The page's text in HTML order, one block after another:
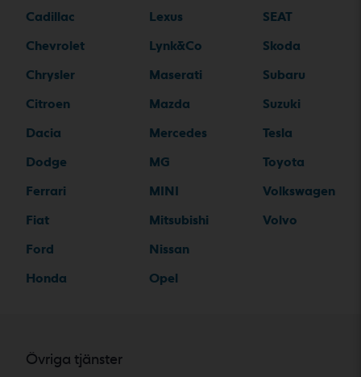
Cadillac
Chevrolet
Chrysler
Citroen
Dacia
Dodge
Ferrari
Fiat
Ford
Honda
Lexus
Lynk&Co
Maserati
Mazda
Mercedes
MG
MINI
Mitsubishi
Nissan
Opel
SEAT
Skoda
Subaru
Suzuki
Tesla
Toyota
Volkswagen
Volvo
Övriga tjänster